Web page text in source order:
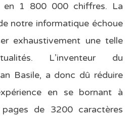
en 1 800 000 chiffres. La
notre informatique échoue
exhaustivement une telle
L’inventeur du
Basile, a donc dû réduire
en se bornant à
de 3200 caractères